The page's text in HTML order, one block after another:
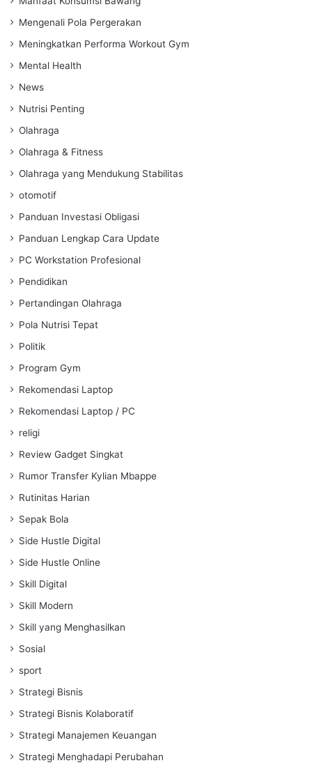
Mengenali Pola Pergerakan
Meningkatkan Performa Workout Gym
Mental Health
News
Nutrisi Penting
Olahraga
Olahraga & Fitness
Olahraga yang Mendukung Stabilitas
otomotif
Panduan Investasi Obligasi
Panduan Lengkap Cara Update
PC Workstation Profesional
Pendidikan
Pertandingan Olahraga
Pola Nutrisi Tepat
Politik
Program Gym
Rekomendasi Laptop
Rekomendasi Laptop / PC
religi
Review Gadget Singkat
Rumor Transfer Kylian Mbappe
Rutinitas Harian
Sepak Bola
Side Hustle Digital
Side Hustle Online
Skill Digital
Skill Modern
Skill yang Menghasilkan
Sosial
sport
Strategi Bisnis
Strategi Bisnis Kolaboratif
Strategi Manajemen Keuangan
Strategi Menghadapi Perubahan